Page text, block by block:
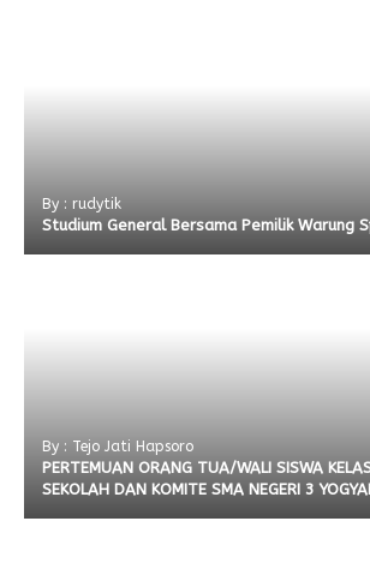
By : rudytik
Studium General Bersama Pemilik Warung
By : Tejo Jati Hapsoro
PERTEMUAN ORANG TUA/WALI SISWA
SEKOLAH DAN KOMITE SMA NEGERI 3